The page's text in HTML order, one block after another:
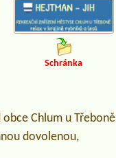
Schránka
Chlum u Třeboně
dovolenou,